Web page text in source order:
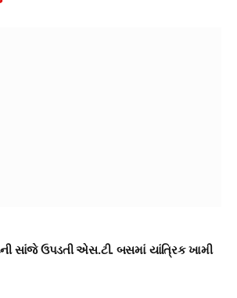
સાંજે ઉપડતી એસ.ટી. બસમાં યાંત્રિક ખામી